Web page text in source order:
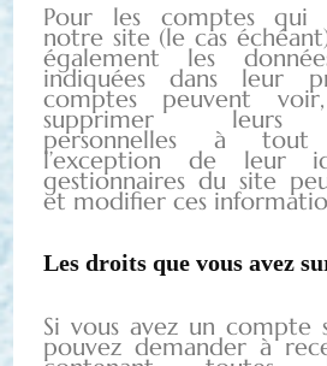
Pour les comptes qui
notre site (le cas
également les
indiquées dans leur
comptes peuvent
supprimer leurs
personnelles à
l’exception de leur
gestionnaires du site
et modifier ces
Les droits que vous avez
Si vous avez un compte
pouvez demander à